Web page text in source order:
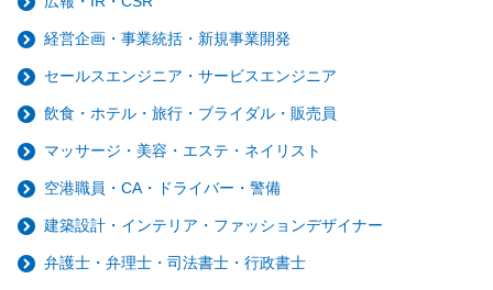
経営企画・事業統括・新規事業開発
セールスエンジニア・サービスエンジニア
飲食・ホテル・旅行・ブライダル・販売員
マッサージ・美容・エステ・ネイリスト
空港職員・CA・ドライバー・警備
建築設計・インテリア・ファッションデザイナー
弁護士・弁理士・司法書士・行政書士